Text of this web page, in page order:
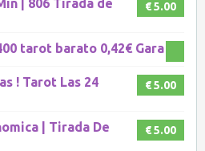
€ 5.00
| 806 Tirada de
tarot barato 0,42€ Gara
€ 5.00
! Tarot Las 24
€ 5.00
| Tirada De